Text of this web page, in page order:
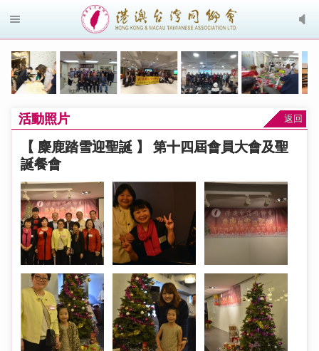
活動照片 返回
【 麋鹿踏雪迎聖誕 】 第十四屆會員大會及聖
誕餐會